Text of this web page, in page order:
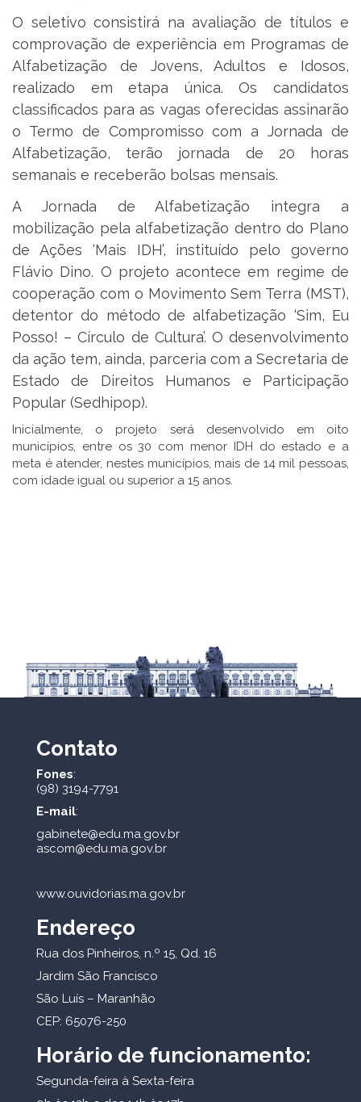
O seletivo consistirá na avaliação de títulos e
comprovação de experiência em Programas de
Alfabetização de Jovens, Adultos e Idosos,
realizado em etapa única. Os candidatos
classificados para as vagas oferecidas assinarão
o Termo de Compromisso com a Jornada de
Alfabetização, terão jornada de 20 horas
semanais e receberão bolsas mensais.
A Jornada de Alfabetização integra a
mobilização pela alfabetização dentro do Plano
de Ações ‘Mais IDH’, instituído pelo governo
Flávio Dino. O projeto acontece em regime de
cooperação com o Movimento Sem Terra (MST),
detentor do método de alfabetização ‘Sim, Eu
Posso! – Círculo de Cultura’. O desenvolvimento
da ação tem, ainda, parceria com a Secretaria de
Estado de Direitos Humanos e Participação
Popular (Sedhipop).
Inicialmente, o projeto será desenvolvido em oito
municípios, entre os 30 com menor IDH do estado e a
meta é atender, nestes municípios, mais de 14 mil pessoas,
com idade igual ou superior a 15 anos.
Contato
Fones:
(98) 3194-7791
E-mail:
gabinete@edu.ma.gov.br
ascom@edu.ma.gov.br
www.ouvidorias.ma.gov.br
Endereço
Rua dos Pinheiros, n.º 15, Qd. 16
Jardim São Francisco
São Luís – Maranhão
CEP: 65076-250
Horário de funcionamento:
Segunda-feira à Sexta-feira